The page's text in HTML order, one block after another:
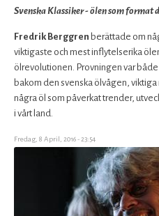
Svenska Klassiker - ölen som format
Fredrik Berggren berättade om
viktigaste och mest inflytelserika
ölrevolutionen. Provningen var
bakom den svenska ölvågen,
några öl som påverkat trender,
i vårt land.
Fredag, 8 April, 2016 - 23:54